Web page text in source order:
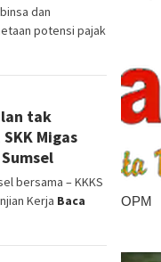
dan
potensi pajak
tak
Migas
bersama – KKKS
Kerja Baca